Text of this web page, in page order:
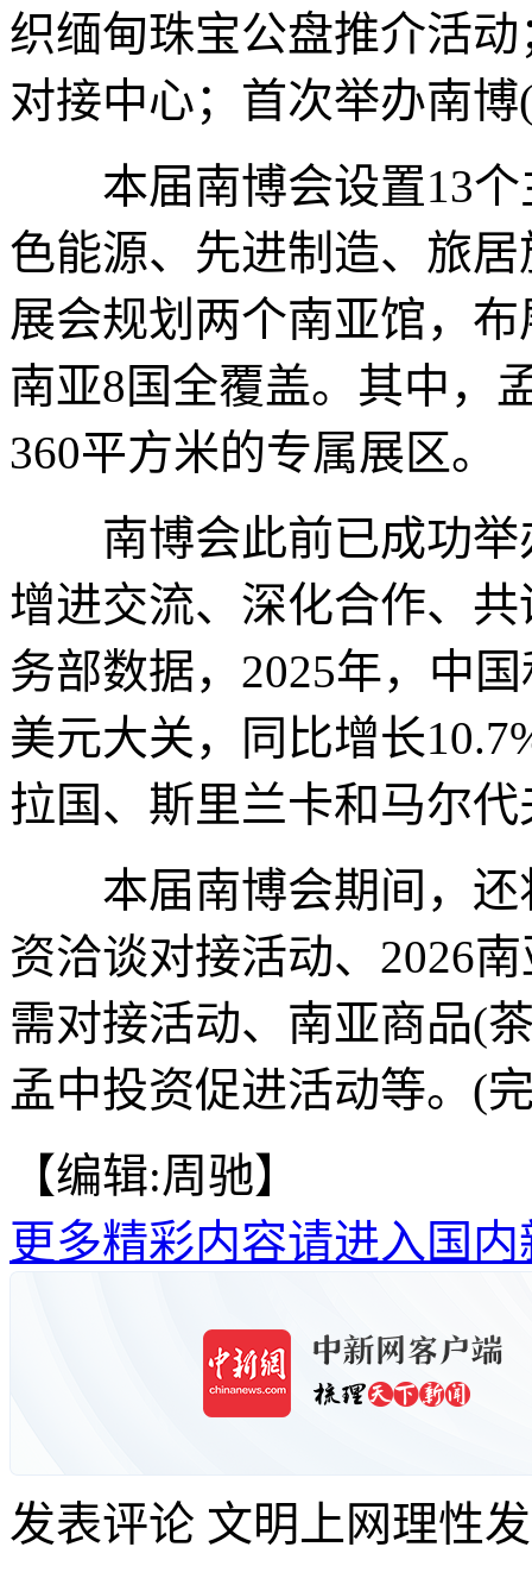
织缅甸珠宝公盘推介活
对接中心；首次举办南
本届南博会设置13个
色能源、先进制造、旅
展会规划两个南亚馆，
南亚8国全覆盖。其中，
360平方米的专属展区。
南博会此前已成功举
增进交流、深化合作、
务部数据，2025年，中
美元大关，同比增长
拉国、斯里兰卡和马尔
本届南博会期间，还
资洽谈对接活动、2026
需对接活动、南亚商品(
孟中投资促进活动等。(
【编辑:周驰】
更多精彩内容请进入国内
发表评论 文明上网理性